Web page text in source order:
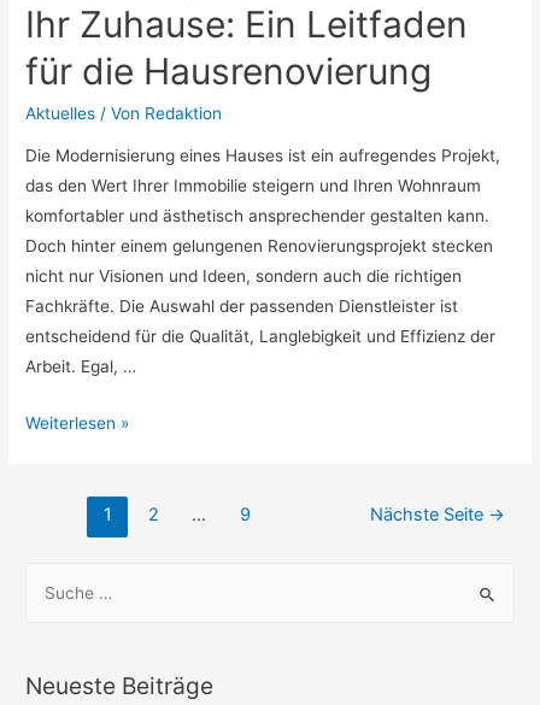
Ihr Zuhause: Ein Leitfaden
für die Hausrenovierung
Aktuelles / Von Redaktion
Die Modernisierung eines Hauses ist ein aufregendes Projekt,
das den Wert Ihrer Immobilie steigern und Ihren Wohnraum
komfortabler und ästhetisch ansprechender gestalten kann.
Doch hinter einem gelungenen Renovierungsprojekt stecken
nicht nur Visionen und Ideen, sondern auch die richtigen
Fachkräfte. Die Auswahl der passenden Dienstleister ist
entscheidend für die Qualität, Langlebigkeit und Effizienz der
Arbeit. Egal, …
Die
Ein
die
Weiterlesen »
Seitennummerierung
1 2 … 9 Nächste Seite →
hNeueste Beiträge